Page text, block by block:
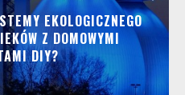
EKOLOGICZNEGO
Z DOMOWYMI
DIY?